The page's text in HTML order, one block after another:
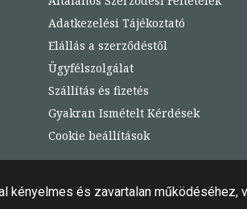
Adatkezelési Tájékoztató
Elállás a szerződéstől
Ügyfélszolgálat
Szállítás és fizetés
Gyakran Ismételt Kérdések
Cookie beállítások